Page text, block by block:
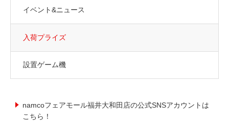
イベント&ニュース
入荷プライズ
設置ゲーム機
namcoフェアモール福井大和田店の公式SNSアカウントは
こちら！